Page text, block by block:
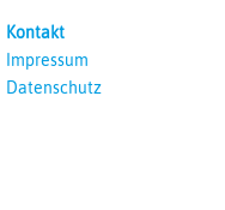
Kontakt
Impressum
Datenschutz